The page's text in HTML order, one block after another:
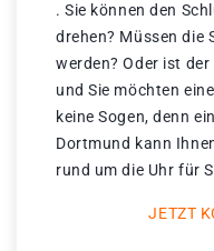
. Sie können den
drehen? Müssen die
werden? Oder ist
und Sie möchten
keine Sogen, denn
Dortmund kann
rund um die Uhr für
JETZT